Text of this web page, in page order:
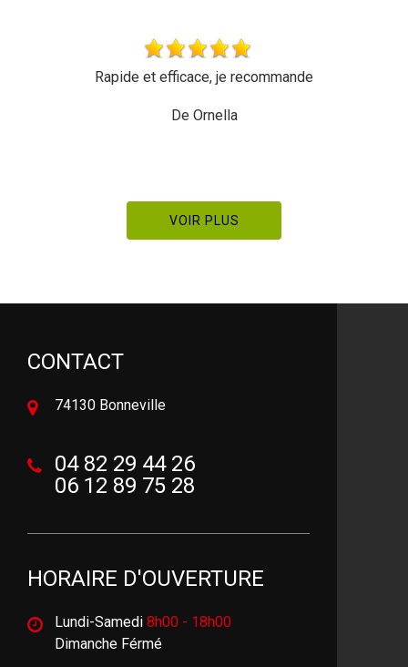
Rapide et efficace, je recommande
De Ornella
VOIR PLUS
CONTACT
74130 Bonneville
04 82 29 44 26
06 12 89 75 28
HORAIRE D'OUVERTURE
Lundi-Samedi 8h00 - 18h00
Dimanche Férmé